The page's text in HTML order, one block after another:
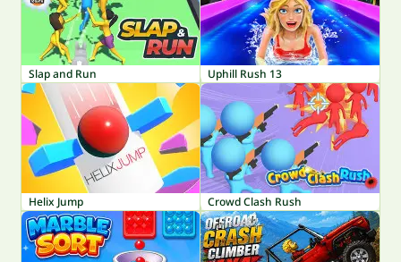
Slap and Run Uphill Rush 13
Helix Jump Crowd Clash Rush